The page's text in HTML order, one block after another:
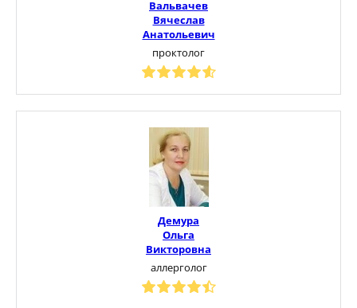
Вальвачев
Вячеслав
Анатольевич
проктолог
Демура
Ольга
Викторовна
аллерголог